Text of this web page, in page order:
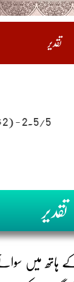
تقدیر
2.5/5 - (2 votes)
تقدیر
ہاتھ میں